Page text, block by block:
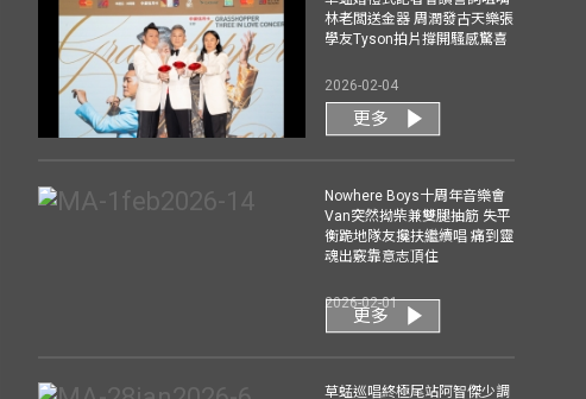
林老闆送金器 周潤發古天樂張
學友Tyson拍片撐開騷感驚喜
2026-02-04
更多
Nowhere Boys十周年音樂會
Van突然拗柴兼雙腿抽筋 失平
衡跪地隊友攙扶繼續唱 痛到靈
魂出竅靠意志頂住
2026-02-01
更多
草蜢巡唱終極尾站阿智傑少調